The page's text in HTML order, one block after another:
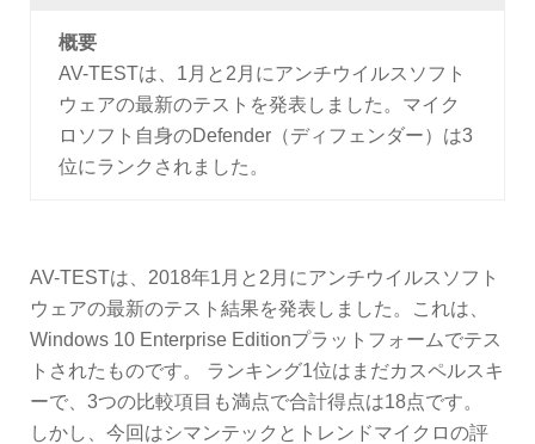
概要
AV-TESTは、1月と2月にアンチウイルスソフト
ウェアの最新のテストを発表しました。マイク
ロソフト自身のDefender（ディフェンダー）は3
位にランクされました。
AV-TESTは、2018年1月と2月にアンチウイルスソフト
ウェアの最新のテスト結果を発表しました。これは、
Windows 10 Enterprise Editionプラットフォームでテス
トされたものです。 ランキング1位はまだカスペルスキ
ーで、3つの比較項目も満点で合計得点は18点です。
しかし、今回はシマンテックとトレンドマイクロの評